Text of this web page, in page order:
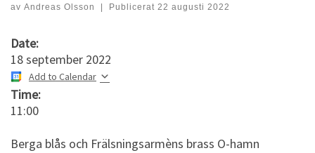
av Andreas Olsson | Publicerat 22 augusti 2022
Date:
18 september 2022
Add to Calendar
Time:
11:00
Berga blås och Frälsningsarmèns brass O-hamn